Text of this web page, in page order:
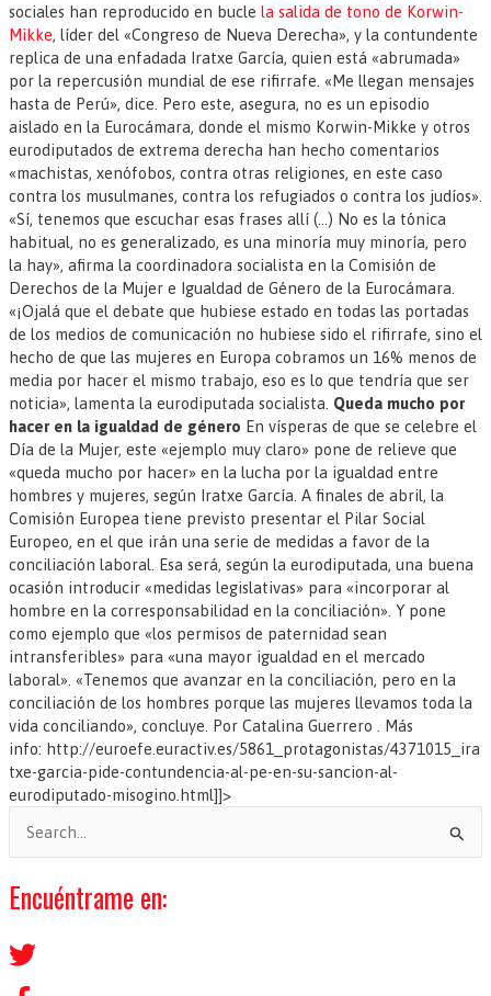
sociales han reproducido en bucle la salida de tono de Korwin-
Mikke, líder del «Congreso de Nueva Derecha», y la contundente
replica de una enfadada Iratxe García, quien está «abrumada»
por la repercusión mundial de ese rifirrafe. «Me llegan mensajes
hasta de Perú», dice. Pero este, asegura, no es un episodio
aislado en la Eurocámara, donde el mismo Korwin-Mikke y otros
eurodiputados de extrema derecha han hecho comentarios
«machistas, xenófobos, contra otras religiones, en este caso
contra los musulmanes, contra los refugiados o contra los judíos».
«Sí, tenemos que escuchar esas frases allí (…) No es la tónica
habitual, no es generalizado, es una minoría muy minoría, pero
la hay», afirma la coordinadora socialista en la Comisión de
Derechos de la Mujer e Igualdad de Género de la Eurocámara.
«¡Ojalá que el debate que hubiese estado en todas las portadas
de los medios de comunicación no hubiese sido el rifirrafe, sino el
hecho de que las mujeres en Europa cobramos un 16% menos de
media por hacer el mismo trabajo, eso es lo que tendría que ser
noticia», lamenta la eurodiputada socialista. Queda mucho por
hacer en la igualdad de género En vísperas de que se celebre el
Día de la Mujer, este «ejemplo muy claro» pone de relieve que
«queda mucho por hacer» en la lucha por la igualdad entre
hombres y mujeres, según Iratxe García. A finales de abril, la
Comisión Europea tiene previsto presentar el Pilar Social
Europeo, en el que irán una serie de medidas a favor de la
conciliación laboral. Esa será, según la eurodiputada, una buena
ocasión introducir «medidas legislativas» para «incorporar al
hombre en la corresponsabilidad en la conciliación». Y pone
como ejemplo que «los permisos de paternidad sean
intransferibles» para «una mayor igualdad en el mercado
laboral». «Tenemos que avanzar en la conciliación, pero en la
conciliación de los hombres porque las mujeres llevamos toda la
vida conciliando», concluye. Por Catalina Guerrero . Más
info: http://euroefe.euractiv.es/5861_protagonistas/4371015_ira
txe-garcia-pide-contundencia-al-pe-en-su-sancion-al-
eurodiputado-misogino.html]]>
s
a
Encuéntrame en: